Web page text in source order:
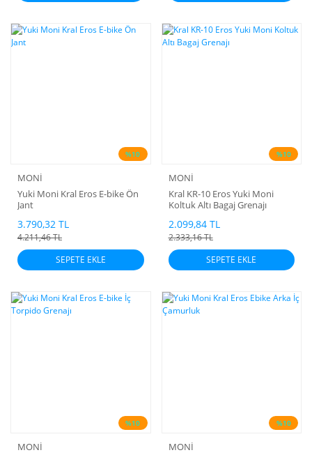
%10
MONİ
Yuki Moni Kral Eros E-bike Ön
Jant
3.790,32 TL
4.211,46 TL
SEPETE EKLE
%10
MONİ
Kral KR-10 Eros Yuki Moni
Koltuk Altı Bagaj Grenajı
2.099,84 TL
2.333,16 TL
SEPETE EKLE
%10
MONİ
%10
MONİ